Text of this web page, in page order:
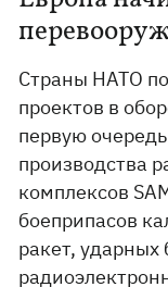
Страны НАТО
проектов в
первую
производства
комплексов
боеприпасов
ракет, ударных